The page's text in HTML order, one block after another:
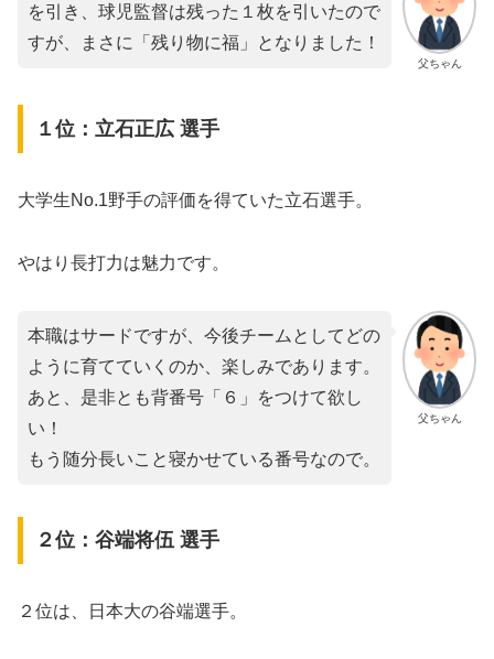
父ちゃん
を引き、球児監督は残った１枚を引いたので
すが、まさに「残り物に福」となりました！
１位：立石正広 選手
大学生No.1野手の評価を得ていた立石選手。
やはり長打力は魅力です。
父ちゃん
本職はサードですが、今後チームとしてどの
ように育てていくのか、楽しみであります。
あと、是非とも背番号「６」をつけて欲し
い！
もう随分長いこと寝かせている番号なので。
２位：谷端将伍 選手
２位は、日本大の谷端選手。